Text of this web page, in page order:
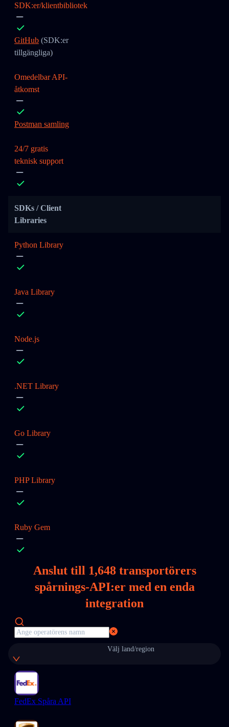
SDK:er/klientbibliotek
GitHub (SDK:er
tillgängliga)
Omedelbar API-
åtkomst
Postman samling
24/7 gratis
teknisk support
SDKs / Client
Libraries
Python Library
Java Library
Node.js
.NET Library
Go Library
PHP Library
Ruby Gem
Anslut till 1,648transportörers
spårnings-API:er med en enda
integration
Välj land/region
FedEx Spåra API